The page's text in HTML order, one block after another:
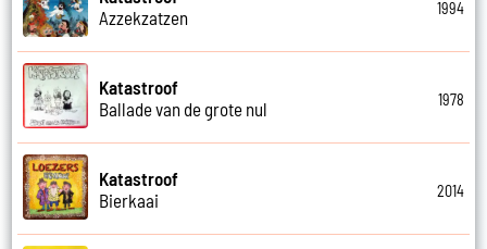
Azzekzatzen
1994
Katastroof
Ballade van de grote nul
1978
Katastroof
Bierkaai
2014